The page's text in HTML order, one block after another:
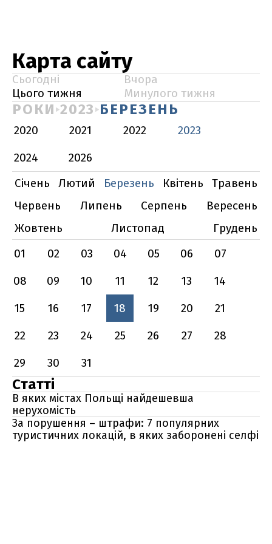
Карта сайту
Сьогодні
Вчора
Цього тижня
Минулого тижня
РОКИ 2023 БЕРЕЗЕНЬ
2020 2021 2022
2023
2024
2026
Січень
Лютий Березень Квітень
Травень
Червень
Липень Серпень
Вересень
Жовтень
Листопад
Грудень
01
02 03 04 05 06
07
08
09 10 11 12 13
14
15
16 17 18 19 20
21
22
23 24 25 26 27
28
29
30 31
Статті
В яких містах Польщі найдешевша
нерухомість
За порушення – штрафи: 7 популярних
туристичних локацій, в яких заборонені селфі